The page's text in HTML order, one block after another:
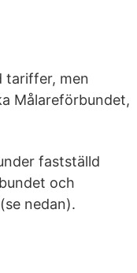
tariffer, men
Målareförbundet,
fastställd
och
nedan).